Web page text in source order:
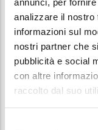
analizzare il nostro
informazioni sul
nostri partner che
pubblicità e social
con altre
raccolto dal suo
water service
Piccinelli.
The suspension
repair work.